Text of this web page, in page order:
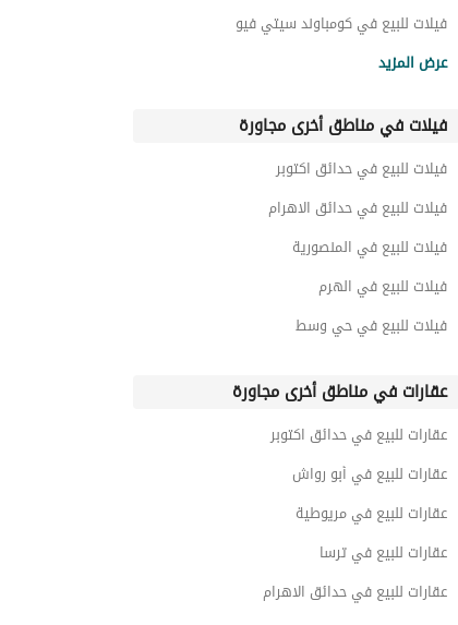
فيلات للبيع في كومباوند سيتي فيو
فيلات للبيع في كومباوند ايفورى هيل
فيلات للبيع في كومباوند ريوس
فيلات للبيع في ماونتن فيو 4
عرض المزيد
فيلات في مناطق أخرى مجاورة
فيلات للبيع في حدائق اكتوبر
فيلات للبيع في حدائق الاهرام
فيلات للبيع في المنصورية
فيلات للبيع في الهرم
فيلات للبيع في حي وسط
عقارات في مناطق أخرى مجاورة
عقارات للبيع في حدائق اكتوبر
عقارات للبيع في أبو رواش
عقارات للبيع في مريوطية
عقارات للبيع في ترسا
عقارات للبيع في حدائق الاهرام